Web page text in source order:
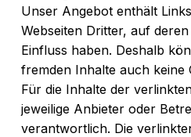
Unser Angebot enthält
Webseiten Dritter, auf
Einfluss haben. Deshalb
fremden Inhalte auch keine
Für die Inhalte der
jeweilige Anbieter oder
verantwortlich. Die